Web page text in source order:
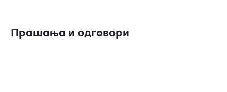
Прашања и одговори